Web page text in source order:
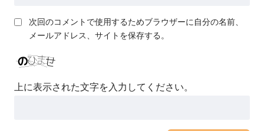
次回のコメントで使用するためブラウザーに自分の名前、
メールアドレス、サイトを保存する。
上に表示された文字を入力してください。